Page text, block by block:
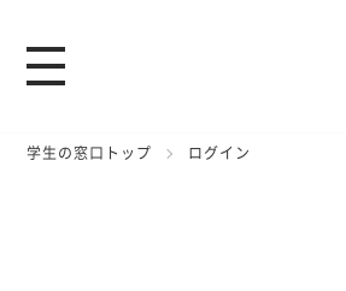
学生の窓口トップ ログイン